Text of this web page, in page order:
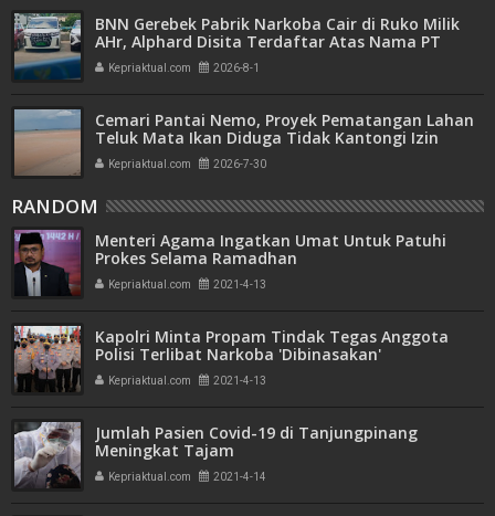
BNN Gerebek Pabrik Narkoba Cair di Ruko Milik
AHr, Alphard Disita Terdaftar Atas Nama PT
Mitra Usaha Properti
Kepriaktual.com 2026-8-1
Cemari Pantai Nemo, Proyek Pematangan Lahan
Teluk Mata Ikan Diduga Tidak Kantongi Izin
Amdal
Kepriaktual.com 2026-7-30
RANDOM
Menteri Agama Ingatkan Umat Untuk Patuhi
Prokes Selama Ramadhan
Kepriaktual.com 2021-4-13
Kapolri Minta Propam Tindak Tegas Anggota
Polisi Terlibat Narkoba 'Dibinasakan'
Kepriaktual.com 2021-4-13
Jumlah Pasien Covid-19 di Tanjungpinang
Meningkat Tajam
Kepriaktual.com 2021-4-14